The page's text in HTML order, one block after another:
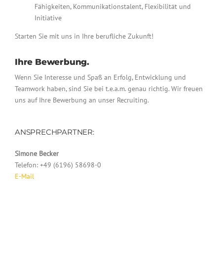
Fähigkeiten, Kommunikationstalent, Flexibilität und
Initiative
Starten Sie mit uns in Ihre berufliche Zukunft!
Ihre Bewerbung.
Wenn Sie Interesse und Spaß an Erfolg, Entwicklung und
Teamwork haben, sind Sie bei t.e.a.m. genau richtig. Wir freuen
uns auf Ihre Bewerbung an unser Recruiting.
ANSPRECHPARTNER:
Simone Becker
Telefon: +49 (6196) 58698-0
E-Mail